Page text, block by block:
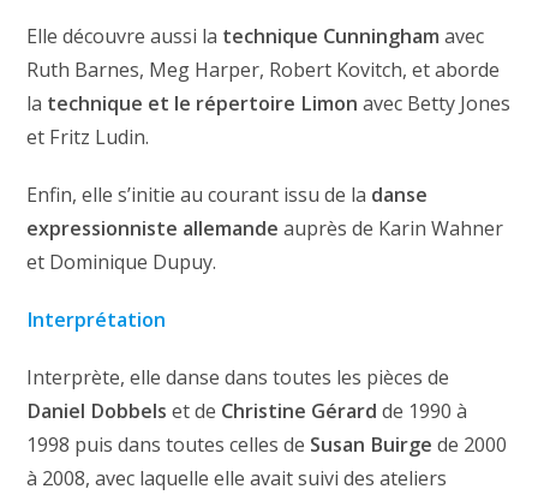
Elle découvre aussi la technique Cunninghamavec
Ruth Barnes, Meg Harper, Robert Kovitch, et aborde
la technique et le répertoire Limon avec Betty Jones
et Fritz Ludin.
Enfin, elle s’initie au courant issu de la danse
expressionniste allemande auprès de Karin Wahner
et Dominique Dupuy.
Interprétation
Interprète, elle danse dans toutes les pièces de
Daniel Dobbels et de Christine Gérardde 1990 à
1998 puis dans toutes celles de Susan Buirge de 2000
à 2008, avec laquelle elle avait suivi des ateliers